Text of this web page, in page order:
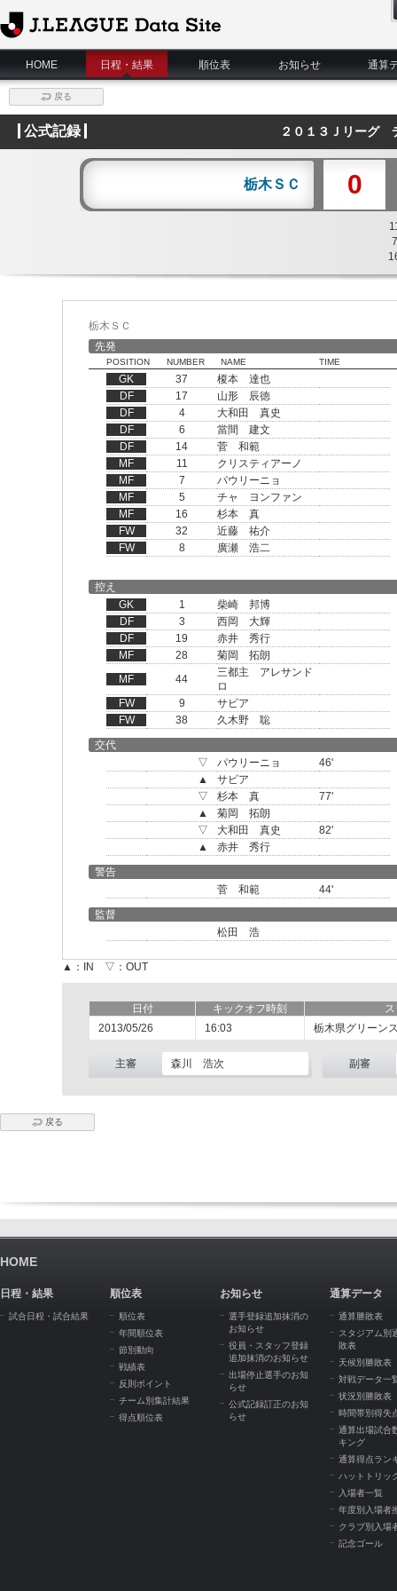
J.League Data Site
HOME
日程・結果 順位表 お知らせ 通算
戻る
公式記録 ２０１３Ｊリーグ
栃木ＳＣ 0
7
栃木ＳＣ
先発
POSITION NUMBER NAME TIME
GK 37
榎本 達也
DF
17
山形 辰徳
DF
4
大和田 真史
DF
6
當間 建文
DF
14
菅 和範
MF
11
クリスティアーノ
MF
7
パウリーニョ
MF
5
チャ ヨンファン
MF
16
杉本 真
FW
32
近藤 祐介
FW
8 廣瀬 浩二
控え
GK
1
柴崎 邦博
DF
3
西岡 大輝
DF
19
赤井 秀行
MF
28
菊岡 拓朗
MF
44
三都主 アレサンド
ロ
FW
9
サビア
FW
38
久木野 聡
交代
▽
パウリーニョ
46'
▲
サビア
▽
杉本 真
77'
▲
菊岡 拓朗
▽
大和田 真史
82'
▲
赤井 秀行
警告
菅 和範
44'
監督
松田 浩
▲：IN ▽：OUT
日付 キックオフ時刻
2013/05/26
16:03 栃木県グリーン
主審 森川 浩次 副審
戻る
HOME
日程・結果
試合日程・試合結果
順位表
順位表
年間順位表
節別動向
戦績表
反則ポイント
チーム別集計結果
得点順位表
お知らせ
選手登録追加抹消の
お知らせ
役員・スタッフ登録
追加抹消のお知らせ
出場停止選手のお知
らせ
公式記録訂正のお知
らせ
通算データ
通算勝敗表
スタジアム別
敗表
天候別勝敗表
対戦データ一
状況別勝敗表
時間帯別得失
通算出場試合
キング
通算得点ラン
ハットトリッ
入場者一覧
年度別入場者
クラブ別入場
記念ゴール